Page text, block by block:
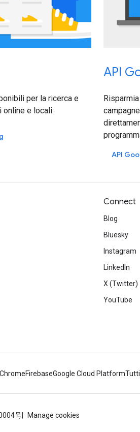
per la ricerca e
online e locali.
API
API
Connect
Blog
Bluesky
Instagram
LinkedIn
X (Twitter)
YouTube
ChromeFirebaseGoogle Cloud Platform
号 Manage cookies